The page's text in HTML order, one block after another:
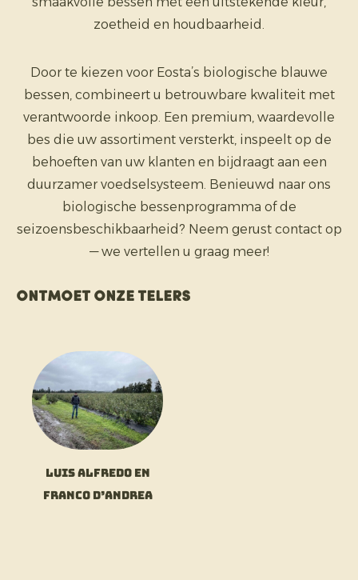
zoetheid en houdbaarheid.
Door te kiezen voor Eosta’s biologische blauwe
bessen, combineert u betrouwbare kwaliteit met
verantwoorde inkoop. Een premium, waardevolle
bes die uw assortiment versterkt, inspeelt op de
behoeften van uw klanten en bijdraagt aan een
duurzamer voedselsysteem. Benieuwd naar ons
biologische bessenprogramma of de
seizoensbeschikbaarheid? Neem gerust contact op
— we vertellen u graag meer!
Ontmoet onze telers
Luis Alfredo en
Franco D’Andrea